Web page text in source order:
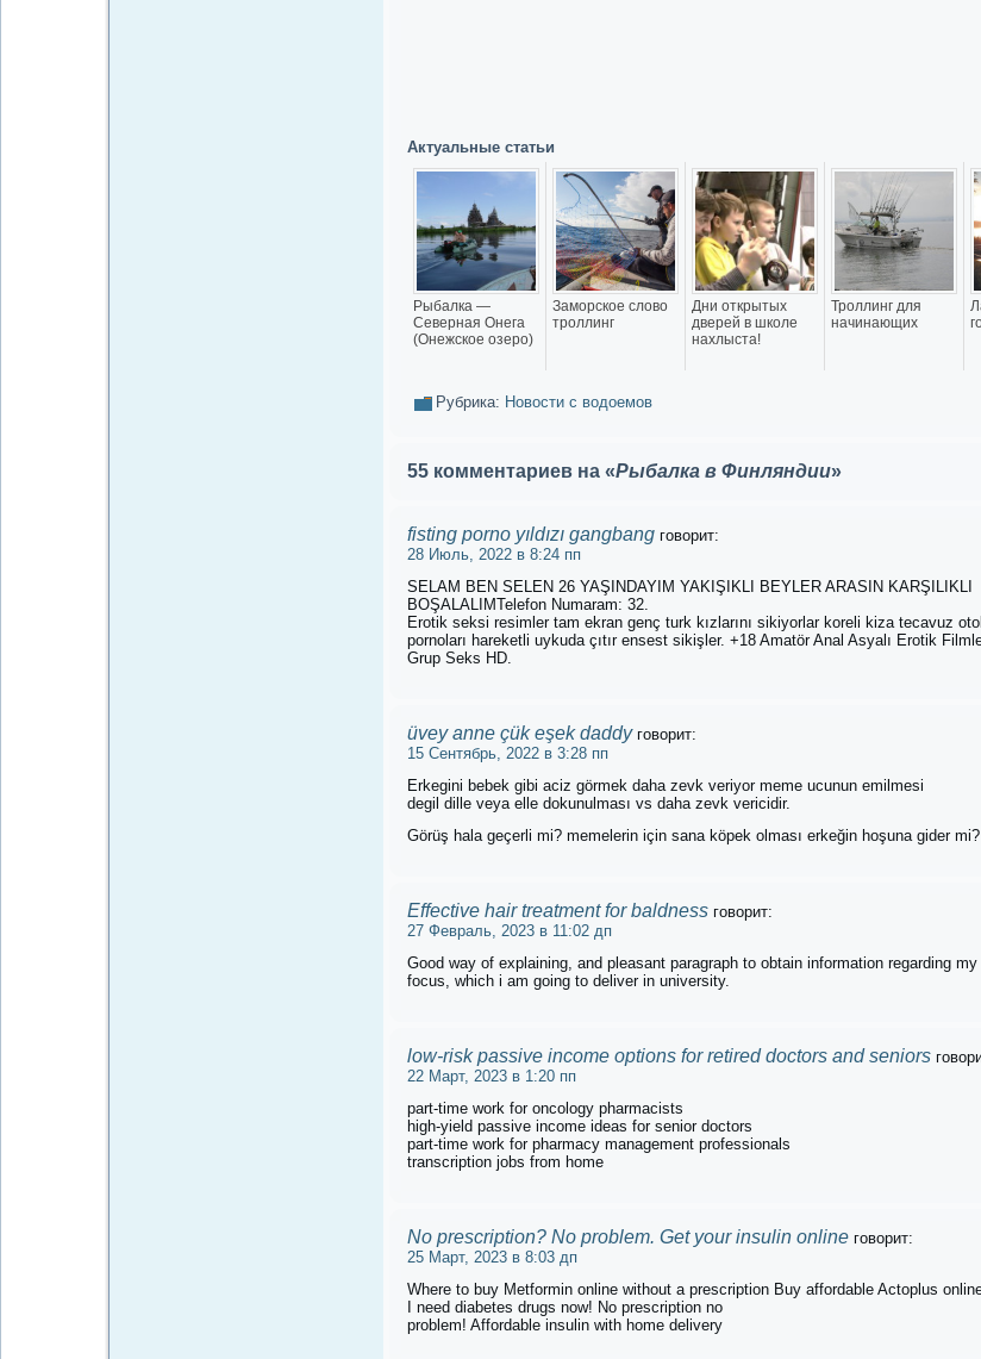
Актуальные статьи
Рыбалка —
Северная Онега
(Онежское озеро)
Заморское слово
троллинг
Дни открытых
дверей в школе
нахлыста!
Троллинг для
начинающих
Рубрика: Новости с водоемов
55 комментариев на «Рыбалка в Финляндии»
fisting porno yıldızı gangbang говорит:
28 Июль, 2022 в 8:24 пп
SELAM BEN SELEN 26 YAŞINDAYIM YAKIŞIKLI BEYLER ARASIN KARŞILIKLI
BOŞALALIMTelefon Numaram: 32.
Erotik seksi resimler tam ekran genç turk kızlarını sikiyorlar koreli kiza tecavuz
pornoları hareketli uykuda çıtır ensest sikişler. +18 Amatör Anal Asyalı Erotik
Grup Seks HD.
üvey anne çük eşek daddy говорит:
15 Сентябрь, 2022 в 3:28 пп
Erkegini bebek gibi aciz görmek daha zevk veriyor meme ucunun emilmesi
degil dille veya elle dokunulması vs daha zevk vericidir.
Görüş hala geçerli mi? memelerin için sana köpek olması erkeğin hoşuna gider mi?
Effective hair treatment for baldness говорит:
27 Февраль, 2023 в 11:02 дп
Good way of explaining, and pleasant paragraph to obtain information regarding
focus, which i am going to deliver in university.
low-risk passive income options for retired doctors and seniors
22 Март, 2023 в 1:20 пп
part-time work for oncology pharmacists
high-yield passive income ideas for senior doctors
part-time work for pharmacy management professionals
transcription jobs from home
No prescription? No problem. Get your insulin online говорит:
25 Март, 2023 в 8:03 дп
Where to buy Metformin online without a prescription Buy affordable Actoplus
I need diabetes drugs now! No prescription no
problem! Affordable insulin with home delivery